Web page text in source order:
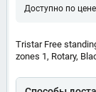
Доступно по цене
Tristar Free
zones 1, Rotary,